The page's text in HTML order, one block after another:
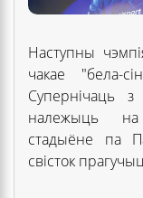
Наступны
чакае "бела-
Супернічаць
належыць
стадыёне па
свісток